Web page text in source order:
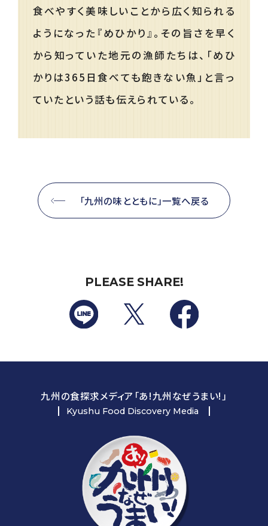
食べやすく美味しいことから広く知られる
ようになった『めひかり』。その旨さを早く
から知っていた地元の漁師たちは、「めひ
かりは365日食べても飽きない魚」と言っ
ていたという話も伝えられている。
「九州の味とともに」一覧へ戻る
PLEASE SHARE!
九州の食探求メディア「あ!九州なぜうまい!」
Kyushu Food Discovery Media